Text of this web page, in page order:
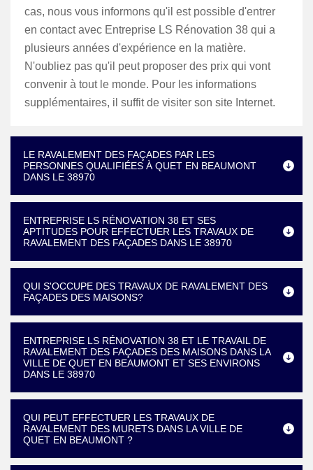
cas, nous vous informons qu'il est possible d'entrer
en contact avec Entreprise LS Rénovation 38 qui a
plusieurs années d'expérience en la matière.
N'oubliez pas qu'il peut proposer des prix qui vont
convenir à tout le monde. Pour les informations
supplémentaires, il suffit de visiter son site Internet.
LE RAVALEMENT DES FAÇADES PAR LES
PERSONNES QUALIFIÉES À QUET EN BEAUMONT
DANS LE 38970
ENTREPRISE LS RÉNOVATION 38 ET SES
APTITUDES POUR EFFECTUER LES TRAVAUX DE
RAVALEMENT DES FAÇADES DANS LE 38970
QUI S'OCCUPE DES TRAVAUX DE RAVALEMENT DES
FAÇADES DES MAISONS?
ENTREPRISE LS RÉNOVATION 38 ET LE TRAVAIL DE
RAVALEMENT DES FAÇADES DES MAISONS DANS LA
VILLE DE QUET EN BEAUMONT ET SES ENVIRONS
DANS LE 38970
QUI PEUT EFFECTUER LES TRAVAUX DE
RAVALEMENT DES MURETS DANS LA VILLE DE
QUET EN BEAUMONT ?